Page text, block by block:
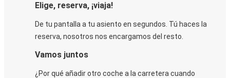
Elige, reserva, ¡viaja!
De tu pantalla a tu asiento en segundos. Tú haces la
reserva, nosotros nos encargamos del resto.
Vamos juntos
¿Por qué añadir otro coche a la carretera cuando